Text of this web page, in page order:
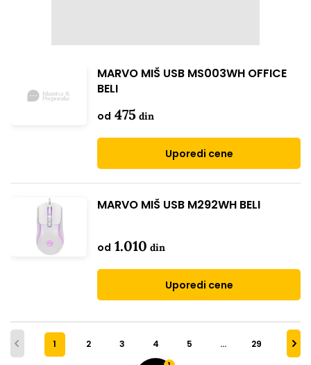
MARVO MIŠ USB MS003WH OFFICE
BELI
od 475 din
Uporedi cene
MARVO MIŠ USB M292WH BELI
od 1.010 din
Uporedi cene
1 2 3 4 5 … 29